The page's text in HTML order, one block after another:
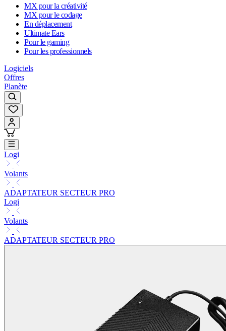
MX pour la créativité
MX pour le codage
En déplacement
Ultimate Ears
Pour le gaming
Pour les professionnels
Logiciels
Offres
Planète
Logi
Volants
ADAPTATEUR SECTEUR PRO
Logi
Volants
ADAPTATEUR SECTEUR PRO